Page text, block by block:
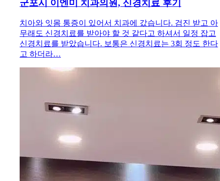
군포시 이엔미 치과의원, 신경치료 후기
치아와 잇몸 통증이 있어서 치과에 갔습니다. 검진 받고 아
무래도 신경치료를 받아야 할 것 같다고 하셔서 일정 잡고
신경치료를 받았습니다. 보통은 신경치료는 3회 정도 한다
고 하더라…